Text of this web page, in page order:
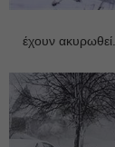
έχουν ακυρωθεί.